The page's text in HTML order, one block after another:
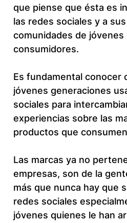
que piense que ésta es
las redes sociales y a
comunidades de jóvenes
consumidores.
Es fundamental conocer
jóvenes generaciones
sociales para
experiencias sobre las
productos que
Las marcas ya no
empresas, son de la
más que nunca hay que
redes sociales
jóvenes quienes le han